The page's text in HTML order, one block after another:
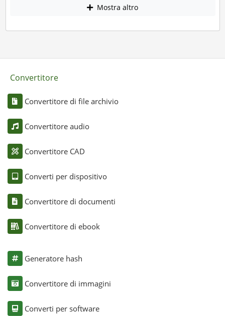
Mostra altro
Convertitore
Convertitore di file archivio
Convertitore audio
Convertitore CAD
Converti per dispositivo
Convertitore di documenti
Convertitore di ebook
Generatore hash
Convertitore di immagini
Converti per software